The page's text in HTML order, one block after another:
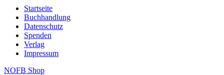
Startseite
Buchhandlung
Datenschutz
Spenden
Verlag
Impressum
NOFB Shop